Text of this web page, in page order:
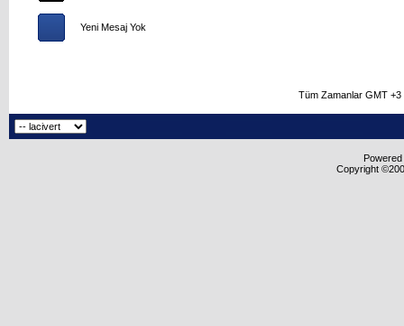
Yeni Mesaj Yok
Tüm Zamanlar GMT
Copyright